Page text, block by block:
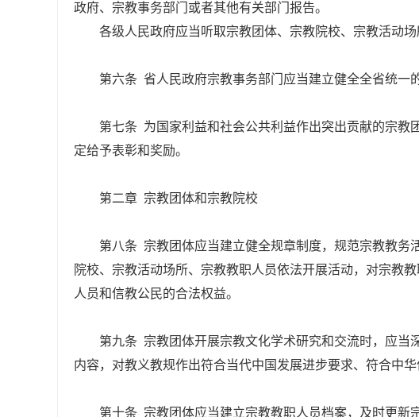
政府、宗教事务部门或者其他有关部门报告。
各级人民政府应当听取宗教团体、宗教院校、宗教活动
第六条 省人民政府宗教事务部门应当建立健全全省统一
第七条 为国家利益和社会公共利益作出突出贡献的宗教
定给予表彰和奖励。
第二章 宗教团体和宗教院校
第八条 宗教团体应当建立健全规章制度，规范宗教教务
院校、宗教活动场所、宗教教职人员依法开展活动，对宗教
人员和信教公民的合法权益。
第九条 宗教团体开展宗教文化学术研究和交流时，应当
内容，对教义教规作出符合当代中国发展进步要求、符合中华
第十条 宗教团体应当建立宗教教职人员档案，及时更新